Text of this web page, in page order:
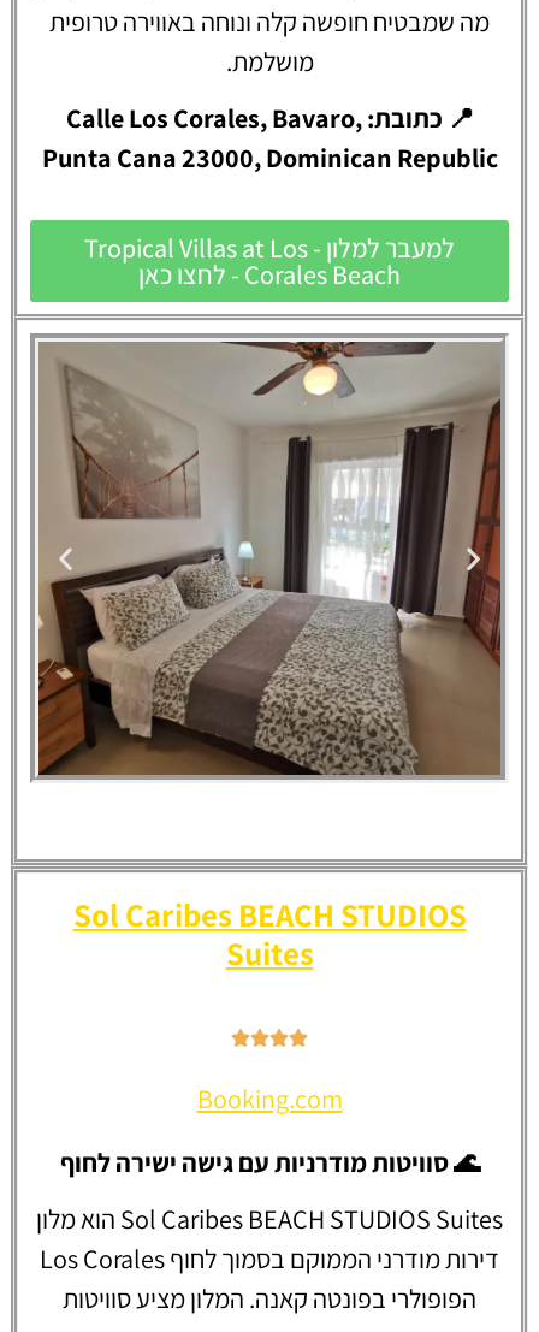
מה שמבטיח חופשה קלה ונוחה באווירה טרופית
מושלמת.
📍 כתובת: Calle Los Corales, Bavaro,
Punta Cana 23000, Dominican Republic
למעבר למלון - Tropical Villas at Los
Corales Beach - לחצו כאן
Sol Caribes BEACH STUDIOS
Suites
Booking.com
🌊 סוויטות מודרניות עם גישה ישירה לחוף
Sol Caribes BEACH STUDIOS Suites הוא מלון
דירות מודרני הממוקם בסמוך לחוף Los Corales
הפופולרי בפונטה קאנה. המלון מציע סוויטות